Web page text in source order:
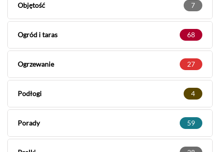
Objętość 7
Ogród i taras 68
Ogrzewanie 27
Podłogi 4
Porady 59